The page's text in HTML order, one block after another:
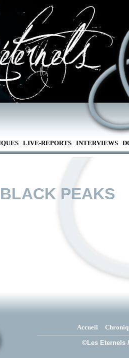
LIVE-REPORTS INTERVIEWS
BLACK PEAKS
Accueil
©Les Eternels